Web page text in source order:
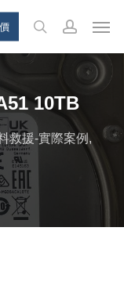
searchaccount
10TB
救援-實際案例,